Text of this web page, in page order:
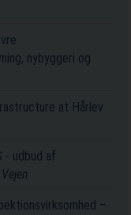
nybyggeri og
at Hårlev
- udbud af
Vejen
–